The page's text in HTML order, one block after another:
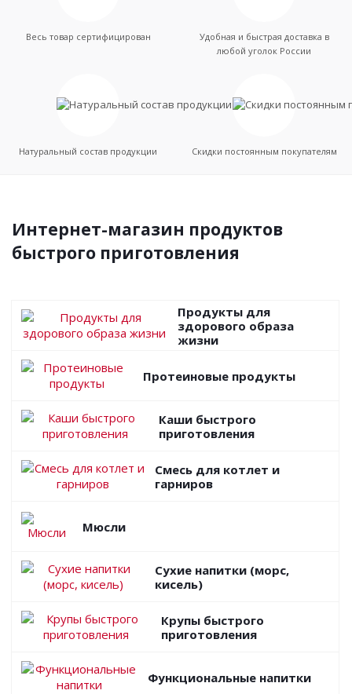
Весь товар сертифицирован
Удобная и быстрая доставка в
любой уголок России
Натуральный состав продукции Скидки постоянным покупателям
Интернет-магазин продуктов
быстрого приготовления
Продукты для
здорового образа
жизни
Протеиновые продукты
Каши быстрого
приготовления
Смесь для котлет и
гарниров
Мюсли
Сухие напитки (морс,
кисель)
Крупы быстрого
приготовления
Функциональные напитки